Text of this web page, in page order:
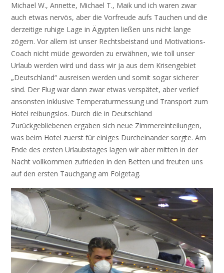
Michael W., Annette, Michael T., Maik und ich waren zwar
auch etwas nervös, aber die Vorfreude aufs Tauchen und die
derzeitige ruhige Lage in Ägypten ließen uns nicht lange
zögern. Vor allem ist unser Rechtsbeistand und Motivations-
Coach nicht müde geworden zu erwähnen, wie toll unser
Urlaub werden wird und dass wir ja aus dem Krisengebiet
„Deutschland“ ausreisen werden und somit sogar sicherer
sind. Der Flug war dann zwar etwas verspätet, aber verlief
ansonsten inklusive Temperaturmessung und Transport zum
Hotel reibungslos. Durch die in Deutschland
Zurückgebliebenen ergaben sich neue Zimmereinteilungen,
was beim Hotel zuerst für einiges Durcheinander sorgte. Am
Ende des ersten Urlaubstages lagen wir aber mitten in der
Nacht vollkommen zufrieden in den Betten und freuten uns
auf den ersten Tauchgang am Folgetag.